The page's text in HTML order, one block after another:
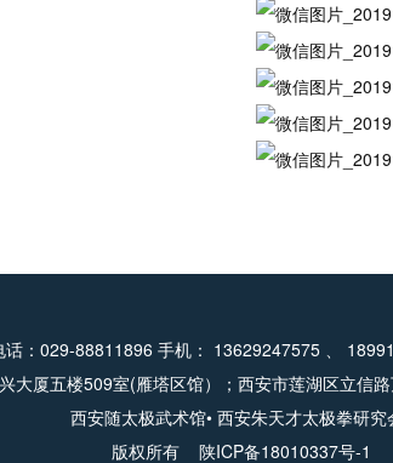
话：029-88811896 手机： 13629247575 、
大厦五楼509室(雁塔区馆）；西安市莲湖区立信
西安随太极武术馆• 西安朱天才太极拳研究
版权所有 陕ICP备18010337号-1